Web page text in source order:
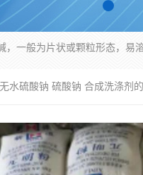
水硫酸钠 硫酸钠 合成洗涤剂